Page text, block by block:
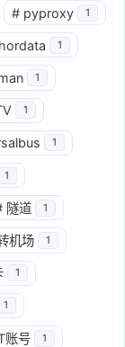
# pyproxy 1
1
1
1
1
1
隧道 1
机场 1
1
1
账号 1